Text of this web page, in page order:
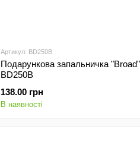
Артикул: BD250B
Подарункова запальничка
BD250B
138.00 грн
В наявності